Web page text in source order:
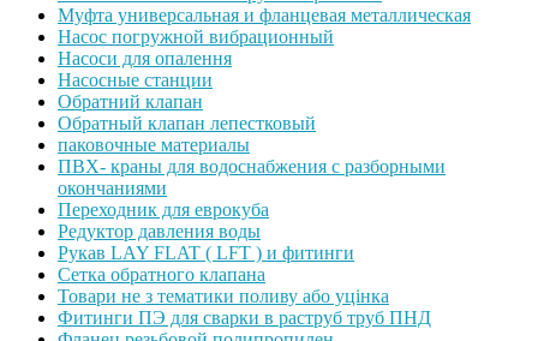
Муфта универсальная и фланцевая металлическая
Насос погружной вибрационный
Насоси для опалення
Насосные станции
Обратний клапан
Обратный клапан лепестковый
паковочные материалы
ПВХ- краны для водоснабжения с разборными
окончаниями
Переходник для еврокуба
Редуктор давления воды
Рукав LAY FLAT ( LFT ) и фитинги
Сетка обратного клапана
Товари не з тематики поливу або уцінка
Фитинги ПЭ для сварки в раструб труб ПНД